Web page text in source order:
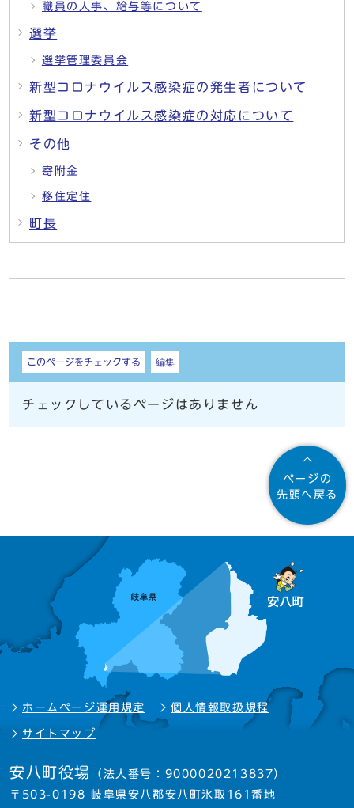
職員の人事、給与等について
選挙
選挙管理委員会
新型コロナウイルス感染症の発生者について
新型コロナウイルス感染症の対応について
その他
寄附金
移住定住
町長
しおり
このページをチェックする 編集
チェックしているページはありません
ページの
先頭へ戻る
ホームページ運用規定 個人情報取扱規程
サイトマップ
安八町役場 （法人番号：9000020213837）
〒503-0198 岐阜県安八郡安八町氷取161番地